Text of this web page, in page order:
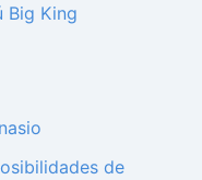
Big King
de